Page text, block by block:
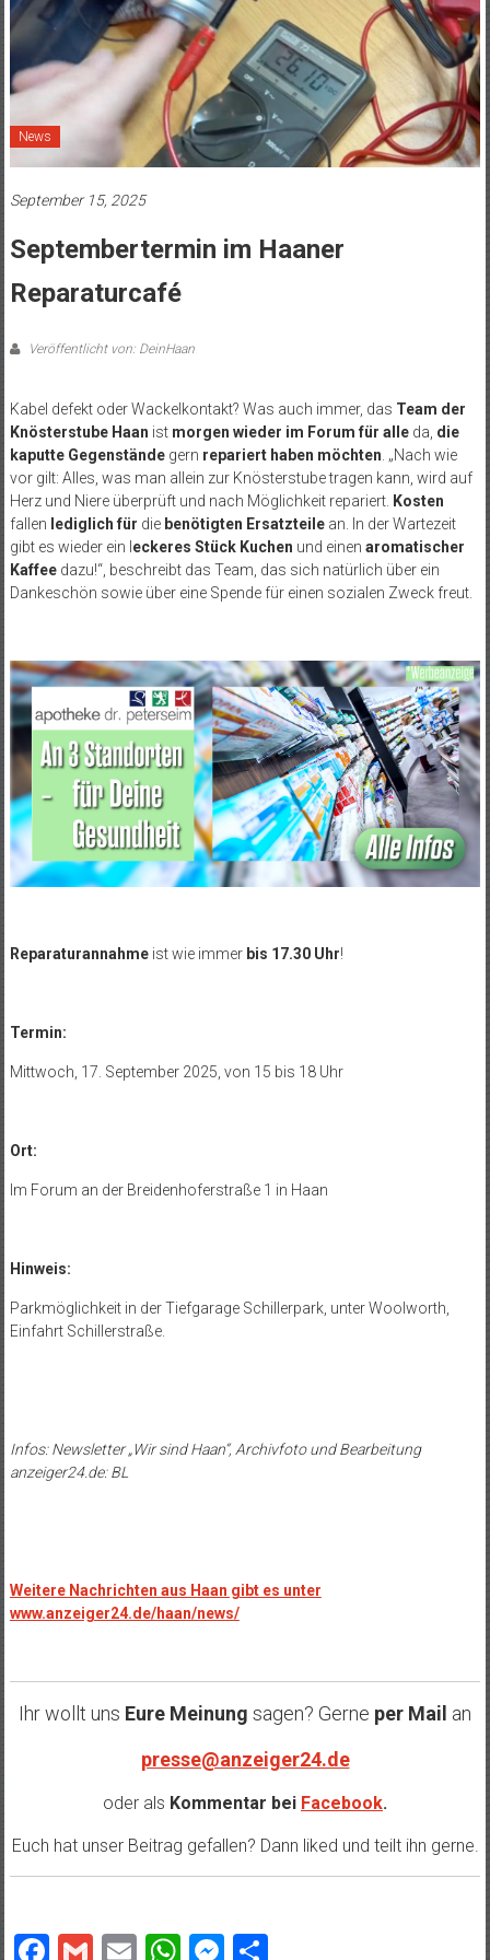
News
September 15, 2025
Septembertermin im Haaner
Reparaturcafé
Veröffentlicht von: DeinHaan
Kabel defekt oder Wackelkontakt? Was auch immer, das Team der
Knösterstube Haan ist morgen wieder im Forum für alleda, die
kaputte Gegenständegern repariert haben möchten . „Nach wie
vor gilt: Alles, was man allein zur Knösterstube tragen kann, wird auf
Herz und Niere überprüft und nach Möglichkeit repariert. Kosten
fallen lediglich für die benötigten Ersatzteilean. In der Wartezeit
gibt es wieder ein l eckeres Stück Kuchen und einen aromatischer
Kaffeedazu!“, beschreibt das Team, das sich natürlich über ein
Dankeschön sowie über eine Spende für einen sozialen Zweck freut.
Reparaturannahmeist wie immer bis 17.30 Uhr!
Termin:
Mittwoch, 17. September 2025, von 15 bis 18 Uhr
Ort:
Im Forum an der Breidenhoferstraße 1 in Haan
Hinweis:
Parkmöglichkeit in der Tiefgarage Schillerpark, unter Woolworth,
Einfahrt Schillerstraße.
Infos: Newsletter „Wir sind Haan“, Archivfoto und Bearbeitung
anzeiger24.de: BL
Weitere Nachrichten aus Haan gibt es unter
www.anzeiger24.de/haan/news/
Ihr wollt uns Eure Meinung sagen? Gerne per Mail an
presse@anzeiger24.de
oder als Kommentar bei Facebook.
Euch hat unser Beitrag gefallen? Dann liked und teilt ihn gerne.